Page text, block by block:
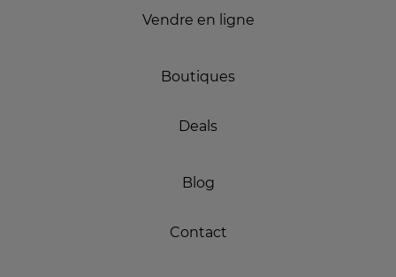
Vendre en ligne
Boutiques
Deals
Blog
Contact